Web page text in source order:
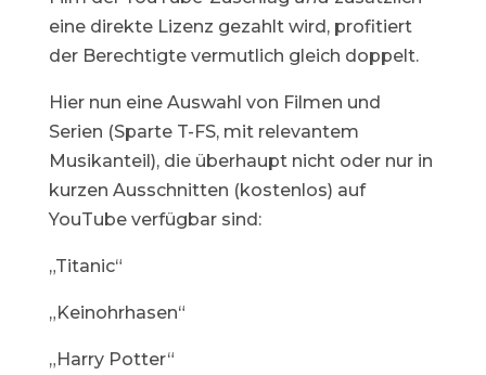
eine direkte Lizenz gezahlt wird, profitiert
der Berechtigte vermutlich gleich doppelt.
Hier nun eine Auswahl von Filmen und
Serien (Sparte T-FS, mit relevantem
Musikanteil), die überhaupt nicht oder nur in
kurzen Ausschnitten (kostenlos) auf
YouTube verfügbar sind:
„Titanic“
„Keinohrhasen“
„Harry Potter“